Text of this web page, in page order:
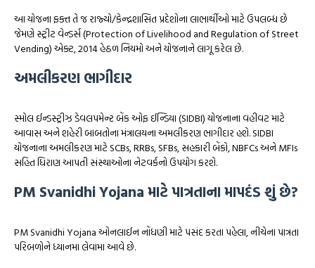
આ યોજના ફક્ત તે જ રાજ્યો/કેન્દ્રશાસિત પ્રદેશોના લાભાર્થીઓ માટે ઉપલબ્ધ છે
જેમણે સ્ટ્રીટ વેન્ડર્સ (Protection of Livelihood and Regulation of Street
Vending) એક્ટ, 2014 હેઠળ નિયમો અને યોજનાને લાગૂ કરેલ છે.
અમલીકરણ ભાગીદાર
સ્મોલ ઈન્ડસ્ટ્રીઝ ડેવલપમેન્ટ બેંક ઓફ ઈન્ડિયા (SIDBI) યોજનાના વહીવટ માટે
આવાસ અને શહેરી બાબતોના મંત્રાલયના અમલીકરણ ભાગીદાર હશે. SIDBI
યોજનાના અમલીકરણ માટે SCBs, RRBs, SFBs, સહકારી બેંકો, NBFCs અને MFIs
સહિત ધિરાણ આપતી સંસ્થાઓના નેટવર્કનો ઉપયોગ કરશે.
PM Svanidhi Yojana માટે પાત્રતાના માપદંડ શું છે?
PM Svanidhi Yojana ઓનલાઈન નોંધણી માટે પસંદ કરતા પહેલા, નીચેના પાત્રતા
પરિબળોને ધ્યાનમા લેવામા આવે છે.